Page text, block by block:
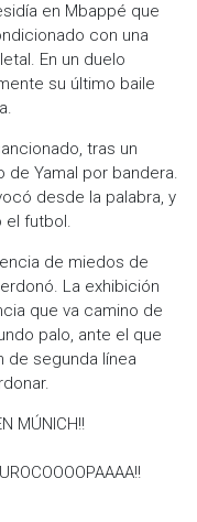
en Mbappé que
con una
En un duelo
su último baile
tras un
de Yamal por bandera.
desde la palabra, y
el futbol.
de miedos de
La exhibición
que va camino de
palo, ante el que
de segunda línea